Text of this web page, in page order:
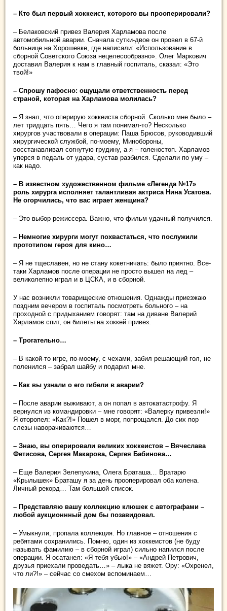
– Кто был первый хоккеист, которого вы прооперировали?
– Белаковский привез Валерия Харламова после
автомобильной аварии. Сначала сутки-двое он провел в 67-й
больнице на Хорошевке, где написали: «Использование в
сборной Советского Союза нецелесообразно». Олег Маркович
доставил Валерия к нам в главный госпиталь, сказал: «Это
твой!»
– Спрошу пафосно: ощущали ответственность перед
страной, которая на Харламова молилась?
– Я знал, что оперирую хоккеиста сборной. Сколько мне было –
лет тридцать пять… Чего я там понимал-то? Несколько
хирургов участвовали в операции: Паша Брюсов, руководивший
хирургической службой, по-моему, Минобороны,
восстанавливал согнутую грудину, а я – голеностоп. Харламов
уперся в педаль от удара, сустав разбился. Сделали по уму –
как надо.
– В известном художественном фильме «Легенда №17»
роль хирурга исполняет талантливая актриса Нина Усатова.
Не огорчились, что вас играет женщина?
– Это выбор режиссера. Важно, что фильм удачный получился.
– Немногие хирурги могут похвастаться, что послужили
прототипом героя для кино…
– Я не тщеславен, но не стану кокетничать: было приятно. Все-
таки Харламов после операции не просто вышел на лед –
великолепно играл и в ЦСКА, и в сборной.
У нас возникли товарищеские отношения. Однажды приезжаю
поздним вечером в госпиталь посмотреть больного – на
проходной с придыханием говорят: там на диване Валерий
Харламов спит, он билеты на хоккей привез.
– Трогательно…
– В какой-то игре, по-моему, с чехами, забил решающий гол, не
поленился – забрал шайбу и подарил мне.
– Как вы узнали о его гибели в аварии?
– После аварии выживают, а он попал в автокатастрофу. Я
вернулся из командировки – мне говорят: «Валерку привезли!»
Я оторопел: «Как?!» Пошел в морг, попрощался. До сих пор
слезы наворачиваются…
– Знаю, вы оперировали великих хоккеистов – Вячеслава
Фетисова, Сергея Макарова, Сергея Бабинова…
– Еще Валерия Зелепукина, Олега Браташа… Вратарю
«Крылышек» Браташу я за день прооперировал оба колена.
Личный рекорд… Там большой список.
– Представляю вашу коллекцию клюшек с автографами –
любой аукционнный дом бы позавидовал.
– Умыкнули, пропала коллекция. Но главное – отношения с
ребятами сохранились. Помню, один из хоккеистов (не буду
называть фамилию – в сборной играл) сильно напился после
операции. Я осатанел: «Я тебя убью!» – «Андрей Петрович,
друзья приехали проведать…» – лыка не вяжет. Ору: «Охренел,
что ли?!» – сейчас со смехом вспоминаем…